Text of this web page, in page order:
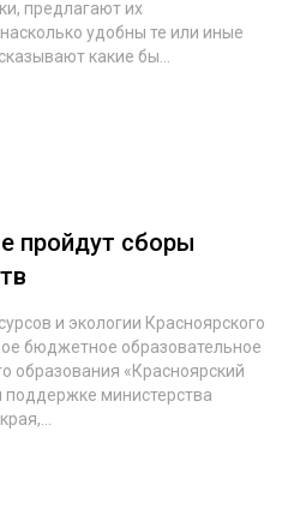
предлагают их
удобны те или иные
какие бы...
пройдут сборы
и экологии Красноярского
бюджетное образовательное
образования «Красноярский
министерства